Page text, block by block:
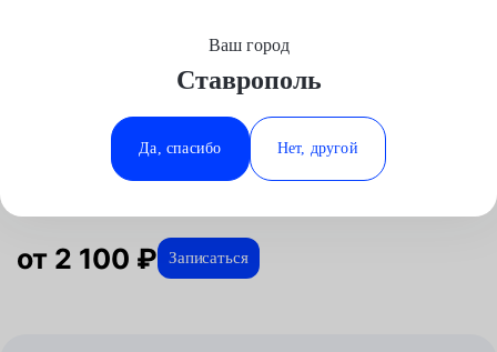
Минеральные Воды
Ростов-на-Дону
Ставрополь
Ваш город
Ставрополь
Да, спасибо Нет, другой
ОтзывыАвтосервис
Замена жидкостей
Замена масла в DSG в Ставрополе
от 2 100 ₽ Записаться